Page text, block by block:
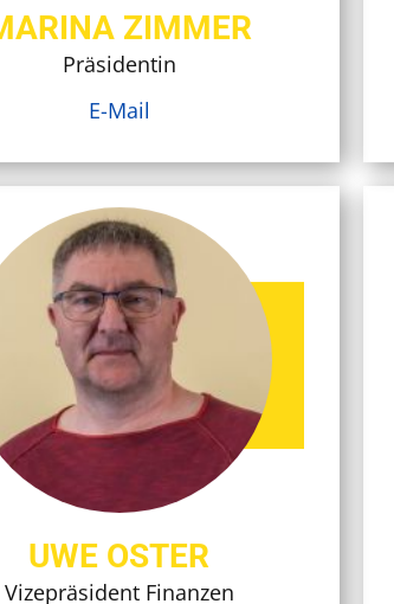
ZIMMER
Präsidentin
E-Mail
UWE OSTER
Vizepräsident Finanzen